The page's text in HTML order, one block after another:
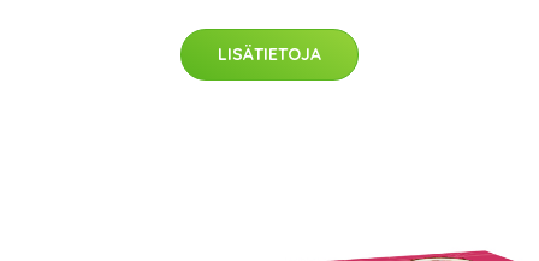
LISÄTIETOJA